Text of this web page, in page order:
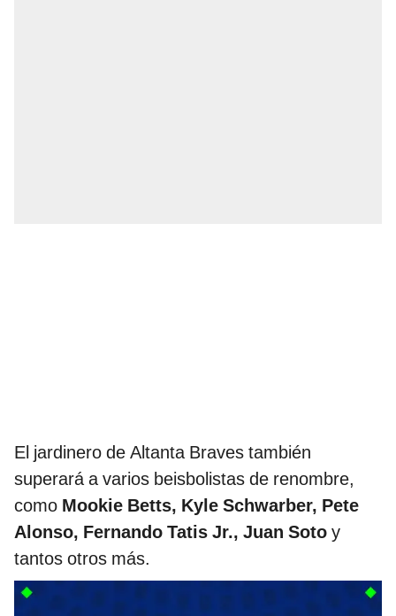
El jardinero de Altanta Braves también
superará a varios beisbolistas de renombre,
como Mookie Betts, Kyle Schwarber, Pete
Alonso, Fernando Tatis Jr., Juan Soto y
tantos otros más.